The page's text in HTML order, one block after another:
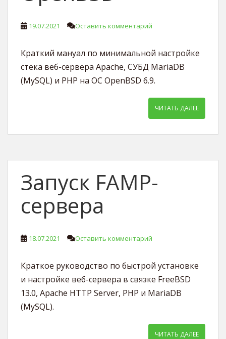
19.07.2021 Оставить комментарий
Краткий мануал по минимальной настройке
стека веб-сервера Apache, СУБД MariaDB
(MySQL) и PHP на ОС OpenBSD 6.9.
ЧИТАТЬ ДАЛЕЕ
Запуск FAMP-
сервера
18.07.2021 Оставить комментарий
Краткое руководство по быстрой установке
и настройке веб-сервера в связке FreeBSD
13.0, Apache HTTP Server, PHP и MariaDB
(MySQL).
ЧИТАТЬ ДАЛЕЕ